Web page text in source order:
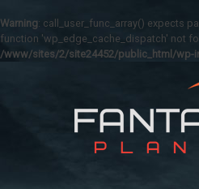
Warning: call_user_func_array() expects
function 'wp_edge_cache_dispatch' not
/www/sites/2/site24452/public_html/wp-